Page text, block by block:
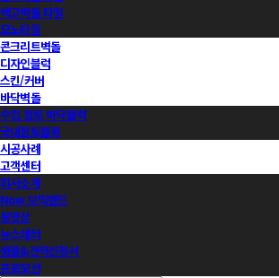
백고벽돌 타일
모노타일
콘크리트벽돌
디자인블럭
스킨/커버
바닥벽돌
수입 점토 바닥블럭
국내점토블록
시공사례
고객센터
회사소개
Now 브릭랜드
동영상
뉴스레터
샘플&견적신청서
프로모션